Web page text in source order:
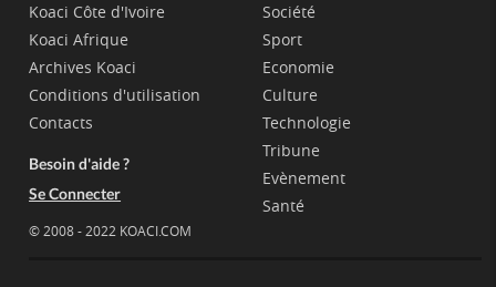
Koaci Côte d'Ivoire
Koaci Afrique
Archives Koaci
Conditions d'utilisation
Contacts
Besoin d'aide ?
Se Connecter
© 2008 - 2022 KOACI.COM
Société
Sport
Economie
Culture
Technologie
Tribune
Evènement
Santé